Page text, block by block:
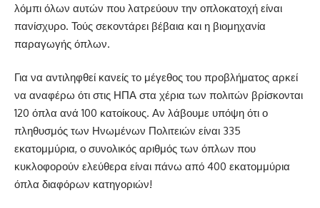
λόμπι όλων αυτών που λατρεύουν την οπλοκατοχή είναι
πανίσχυρο. Τούς σεκοντάρει βέβαια και η βιομηχανία
παραγωγής όπλων.
Για να αντιληφθεί κανείς το μέγεθος του προβλήματος αρκεί
να αναφέρω ότι στις ΗΠΑ στα χέρια των πολιτών βρίσκονται
120 όπλα ανά 100 κατοίκους. Αν λάβουμε υπόψη ότι ο
πληθυσμός των Ηνωμένων Πολιτειών είναι 335
εκατομμύρια, ο συνολικός αριθμός των όπλων που
κυκλοφορούν ελεύθερα είναι πάνω από 400 εκατομμύρια
όπλα διαφόρων κατηγοριών!